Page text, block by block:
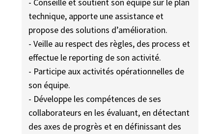
- Conseille et soutient son équipe sur le plan
technique, apporte une assistance et
propose des solutions d’amélioration.
- Veille au respect des règles, des process et
effectue le reporting de son activité.
- Participe aux activités opérationnelles de
son équipe.
- Développe les compétences de ses
collaborateurs en les évaluant, en détectant
des axes de progrès et en définissant des